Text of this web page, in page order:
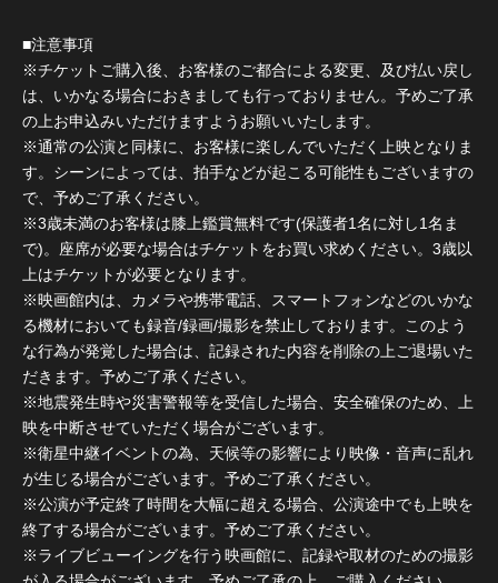
■注意事項
※チケットご購入後、お客様のご都合による変更、及び払い戻し
は、いかなる場合におきましても行っておりません。予めご了承
の上お申込みいただけますようお願いいたします。
※通常の公演と同様に、お客様に楽しんでいただく上映となりま
す。シーンによっては、拍手などが起こる可能性もございますの
で、予めご了承ください。
※3歳未満のお客様は膝上鑑賞無料です(保護者1名に対し1名ま
で)。座席が必要な場合はチケットをお買い求めください。3歳以
上はチケットが必要となります。
※映画館内は、カメラや携帯電話、スマートフォンなどのいかな
る機材においても録音/録画/撮影を禁止しております。このよう
な行為が発覚した場合は、記録された内容を削除の上ご退場いた
だきます。予めご了承ください。
※地震発生時や災害警報等を受信した場合、安全確保のため、上
映を中断させていただく場合がございます。
※衛星中継イベントの為、天候等の影響により映像・音声に乱れ
が生じる場合がございます。予めご了承ください。
※公演が予定終了時間を大幅に超える場合、公演途中でも上映を
終了する場合がございます。予めご了承ください。
※ライブビューイングを行う映画館に、記録や取材のための撮影